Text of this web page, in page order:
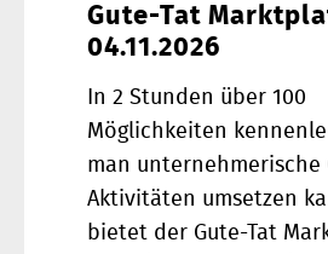
Gute-Tat
04.11.2026
In 2 Stunden über 100
Möglichkeiten
man unternehmerische
Aktivitäten umsetzen
bietet der Gute-Tat